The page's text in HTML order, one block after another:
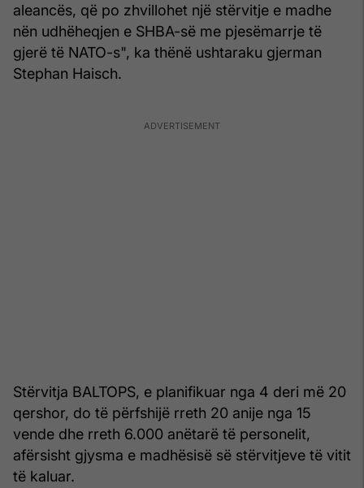
aleancës, që po zhvillohet një stërvitje e madhe
nën udhëheqjen e SHBA-së me pjesëmarrje të
gjerë të NATO-s", ka thënë ushtaraku gjerman
Stephan Haisch.
Stërvitja BALTOPS, e planifikuar nga 4 deri më 20
qershor, do të përfshijë rreth 20 anije nga 15
vende dhe rreth 6.000 anëtarë të personelit,
afërsisht gjysma e madhësisë së stërvitjeve të vitit
të kaluar.